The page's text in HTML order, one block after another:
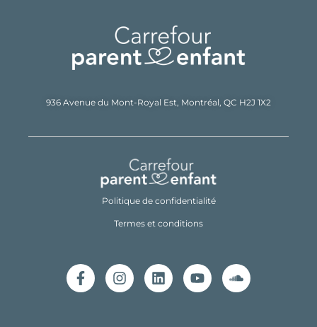
936 Avenue du Mont-Royal Est, Montréal, QC H2J 1X2
Politique de confidentialité
Termes et conditions